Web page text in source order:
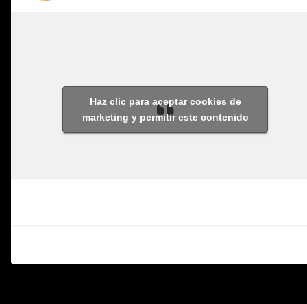
Haz clic para aceptar cookies de
marketing y permitir este contenido